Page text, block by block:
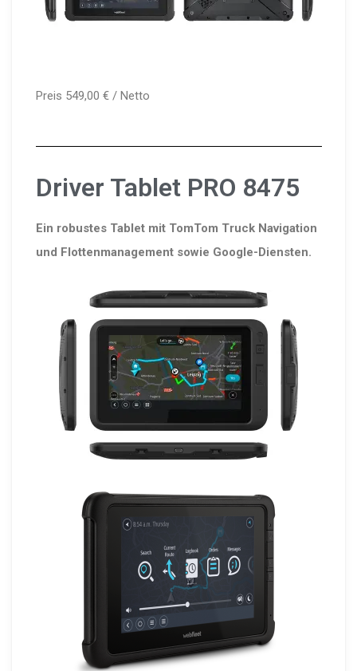
Preis 549,00 € / Netto
Driver Tablet PRO 8475
Ein robustes Tablet mit TomTom Truck Navigation
und Flottenmanagement sowie Google-Diensten.